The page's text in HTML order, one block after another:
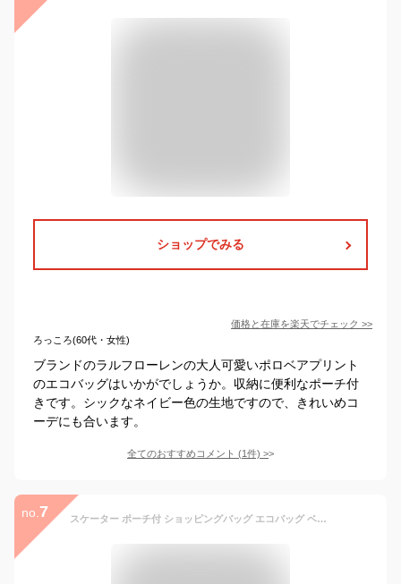
ショップでみる
価格と在庫を楽天でチェック >>
ろっころ(60代・女性)
ブランドのラルフローレンの大人可愛いポロベアプリント
のエコバッグはいかがでしょうか。収納に便利なポーチ付
きです。シックなネイビー色の生地ですので、きれいめコ
ーデにも合います。
全てのおすすめコメント (1件) >
no. 7 スケーター ポーチ付 ショッピングバッグ エコバッグ ベーカリー クロワッサン 横420×縦320×マチ180mm KBS42P